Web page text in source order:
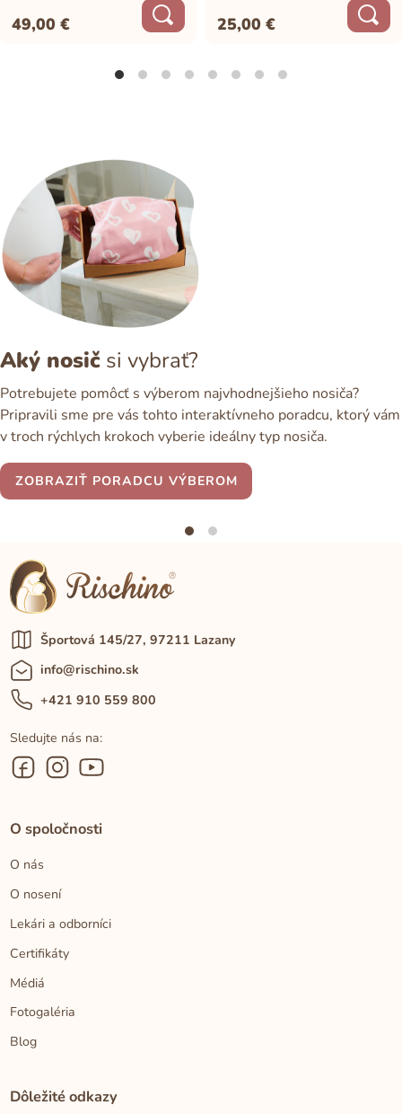
49,00€ 25,00€
Aký nosič si vybrať?
Potrebujete pomôcť s výberom najvhodnejšieho nosiča?
Pripravili sme pre vás tohto interaktívneho poradcu, ktorý vám
v troch rýchlych krokoch vyberie ideálny typ nosiča.
ZOBRAZIŤ PORADCU VÝBEROM
Športová 145/27, 97211 Lazany
info@rischino.sk
+421 910 559 800
Sledujte nás na:
O spoločnosti
O nás
O nosení
Lekári a odborníci
Certifikáty
Médiá
Fotogaléria
Blog
Dôležité odkazy